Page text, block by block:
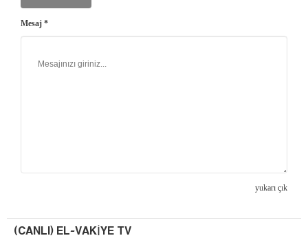
Mesaj *
yukarı çık
(CANLI) EL-VAKIYE TV